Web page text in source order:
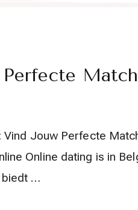
Vind Jouw Perfecte
Online dating is in
biedt …